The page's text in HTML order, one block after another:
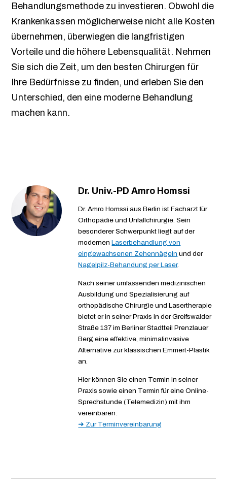
Behandlungsmethode zu investieren. Obwohl die
Krankenkassen möglicherweise nicht alle Kosten
übernehmen, überwiegen die langfristigen
Vorteile und die höhere Lebensqualität. Nehmen
Sie sich die Zeit, um den besten Chirurgen für
Ihre Bedürfnisse zu finden, und erleben Sie den
Unterschied, den eine moderne Behandlung
machen kann.
Dr. Univ.-PD Amro Homssi
Dr. Amro Homssi aus Berlin ist Facharzt für
Orthopädie und Unfallchirurgie. Sein
besonderer Schwerpunkt liegt auf der
modernenLaserbehandlung von
eingewachsenen Zehennägeln und der
Nagelpilz-Behandung per Laser.
Nach seiner umfassenden medizinischen
Ausbildung und Spezialisierung auf
orthopädische Chirurgie und Lasertherapie
bietet er in seiner Praxis in der Greifswalder
Straße 137 im Berliner Stadtteil Prenzlauer
Berg eine effektive, minimalinvasive
Alternative zur klassischen Emmert-Plastik
an.
Hier können Sie einen Termin in seiner
Praxis sowie einen Termin für eine Online-
Sprechstunde (Telemedizin) mit ihm
vereinbaren:
➜ Zur Terminvereinbarung